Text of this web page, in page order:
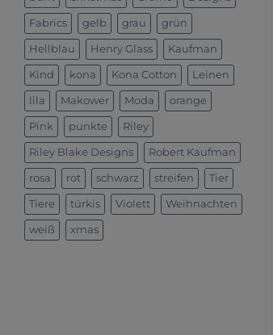
Fabrics gelb grau grün
Hellblau Henry Glass Kaufman
Kind kona Kona Cotton Leinen
lila Makower Moda orange
Pink punkte Riley
Riley Blake Designs Robert Kaufman
rosa rot schwarz streifen Tier
Tiere türkis Violett Weihnachten
weiß xmas